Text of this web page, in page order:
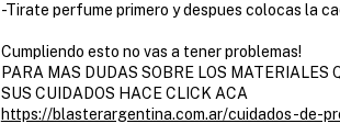
-Tirate perfume primero y despues colocas la
Cumpliendo esto no vas a tener problemas!
PARA MAS DUDAS SOBRE LOS MATERIALES
SUS CUIDADOS HACE CLICK ACA
https://blasterargentina.com.ar/cuidados-de-